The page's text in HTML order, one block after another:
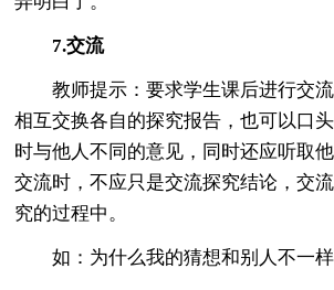
7.交流
教师提示：要求学生课后进行交
相互交换各自的探究报告，也可以口
时与他人不同的意见，同时还应听取他
交流时，不应只是交流探究结论，交
究的过程中。
如：为什么我的猜想和别人不一